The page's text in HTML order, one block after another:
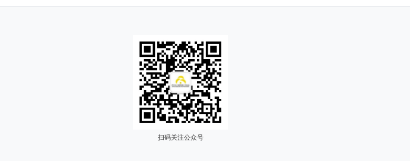
扫码关注公众号